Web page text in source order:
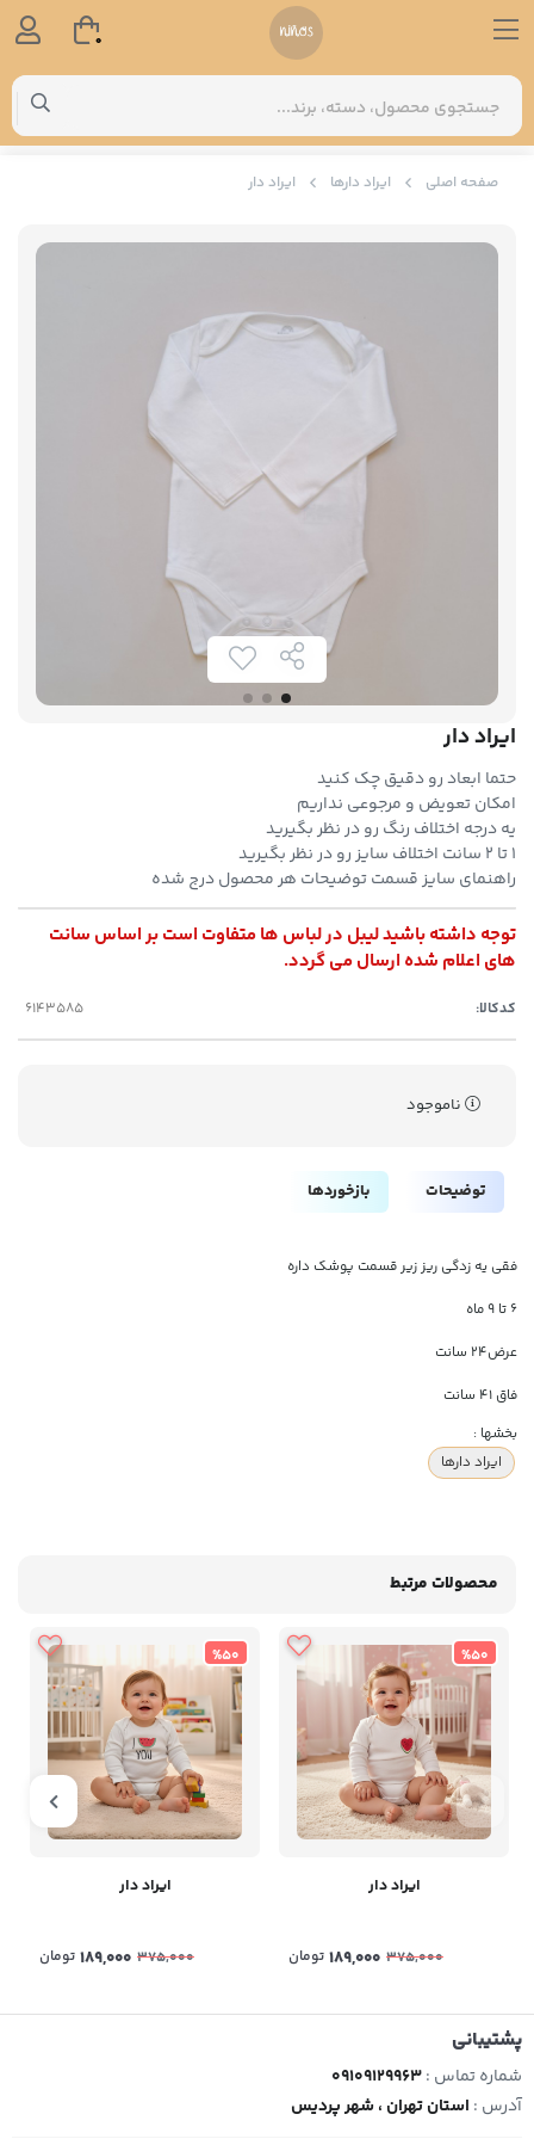
صفحه اصلی ایراد دارها ایراد دار
ایراد دار
حتما ابعاد رو دقیق چک کنید
امکان تعویض و مرجوعی نداریم
یه درجه اختلاف رنگ رو در نظر بگیرید
۱ تا ۲ سانت اختلاف سایز رو در نظر بگیرید
راهنمای سایز قسمت توضیحات هر محصول درج شده
توجه داشته باشید لیبل در لباس ها متفاوت است بر اساس سانت
های اعلام شده ارسال می گردد.
کدکالا:
ناموجود
توضیحات بازخوردها
فقی یه زدگی ریز زیر قسمت پوشک داره
۶ تا ۹ ماه
عرض۲۴ سانت
فاق ۴۱ سانت
بخشها :
ایراد دارها
محصولات مرتبط
%50
ایراد دار
375,000
189,000 تومان
%50
ایراد دار
375,000
189,000 تومان
پشتیبانی
شماره تماس :09109129963
آدرس : استان تهران ، شهر پردیس
0